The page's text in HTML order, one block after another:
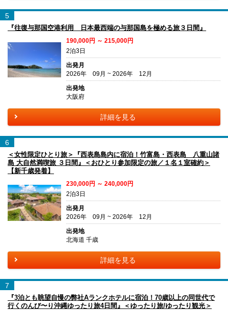
5
『往復与那国空港利用 日本最西端の与那国島を極める旅３日間』
190,000円 ～ 215,000円
2泊3日
出発月
2026年 09月 ~ 2026年 12月
出発地
大阪府
詳細を見る
6
＜女性限定ひとり旅＞『西表島島内に宿泊！竹富島・西表島 八重山諸
島 大自然満喫旅 ３日間』＜おひとり参加限定の旅／１名１室確約＞
【新千歳発着】
230,000円 ～ 240,000円
2泊3日
出発月
2026年 09月 ~ 2026年 12月
出発地
北海道 千歳
詳細を見る
7
『3泊とも眺望自慢の弊社Aランクホテルに宿泊！70歳以上の同世代で
行くのんび〜り沖縄ゆったり旅4日間』＜ゆったり旅/ゆったり観光＞